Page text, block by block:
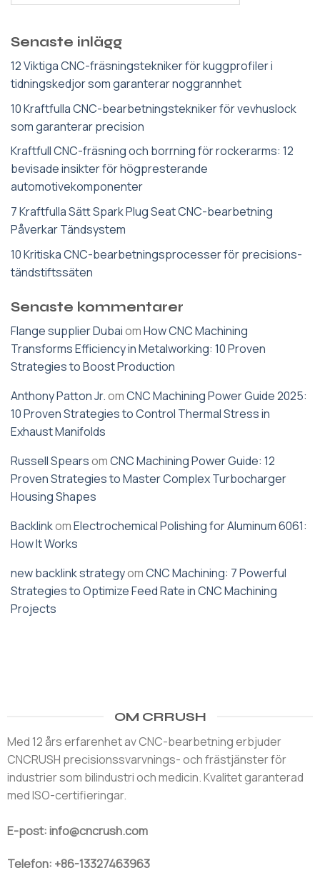
Senaste inlägg
12 Viktiga CNC-fräsningstekniker för kuggprofiler i
tidningskedjor som garanterar noggrannhet
10 Kraftfulla CNC-bearbetningstekniker för vevhuslock
som garanterar precision
Kraftfull CNC-fräsning och borrning för rockerarms: 12
bevisade insikter för högpresterande
automotivekomponenter
7 Kraftfulla Sätt Spark Plug Seat CNC-bearbetning
Påverkar Tändsystem
10 Kritiska CNC-bearbetningsprocesser för precisions-
tändstiftssäten
Senaste kommentarer
Flange supplier DubaiomHow CNC Machining
Transforms Efficiency in Metalworking: 10 Proven
Strategies to Boost Production
Anthony Patton Jr.omCNC Machining Power Guide 2025:
10 Proven Strategies to Control Thermal Stress in
Exhaust Manifolds
Russell SpearsomCNC Machining Power Guide: 12
Proven Strategies to Master Complex Turbocharger
Housing Shapes
BacklinkomElectrochemical Polishing for Aluminum 6061:
How It Works
new backlink strategyomCNC Machining: 7 Powerful
Strategies to Optimize Feed Rate in CNC Machining
Projects
OM CRRUSH
Med 12 års erfarenhet av CNC-bearbetning erbjuder
CNCRUSH precisionssvarvnings- och frästjänster för
industrier som bilindustri och medicin. Kvalitet garanterad
med ISO-certifieringar.
E-post: info@cncrush.com
Telefon: +86-13327463963